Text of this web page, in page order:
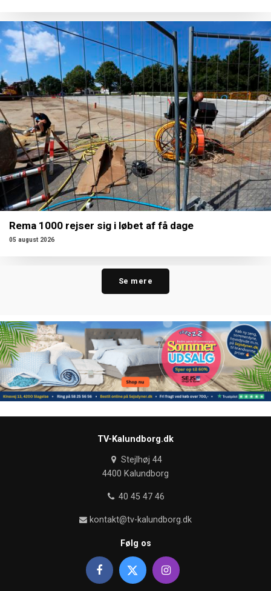
Rema 1000 rejser sig i løbet af få dage
05 august 2026
Se mere
TV-Kalundborg.dk
Stejlhøj 44
4400 Kalundborg
40 45 47 46
kontakt@tv-kalundborg.dk
Følg os